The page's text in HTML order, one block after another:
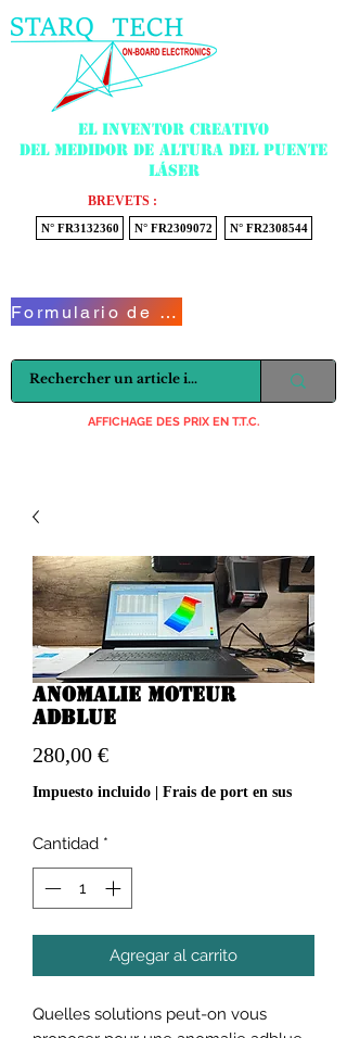
Formulario de contacto
El inventor creativo
del medidor de altura del puente
láser
BREVETS :
AFFICHAGE DES PRIX EN T.T.C.
N° FR3132360 N° FR2309072 N° FR2308544
Anomalie moteur
adblue
280,00 €Precio
Impuesto incluido Frais de port en sus
Cantidad *
Agregar al carrito
Quelles solutions peut-on vous